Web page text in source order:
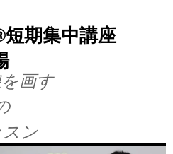
期集中講座
画す
ン